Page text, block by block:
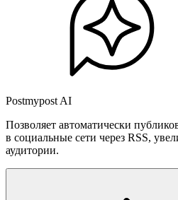
Postmypost AI
Позволяет автоматически
в социальные сети через RSS,
аудитории.